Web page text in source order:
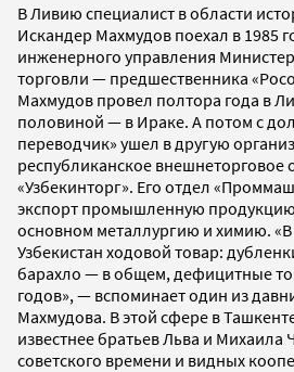
В Ливию специалист в области
Искандер Махмудов поехал в 1985
инженерного управления
торговли — предшественника
Махмудов провел полтора года в
половиной — в Ираке. А потом с
переводчик» ушел в другую
республиканское внешнеторговое
«Узбекинторг». Его отдел
экспорт промышленную продукцию
основном металлургию и химию.
Узбекистан ходовой товар:
барахло — в общем, дефицитные
годов», — вспоминает один из
Махмудова. В этой сфере в
известнее братьев Льва и Михаила
советского времени и видных